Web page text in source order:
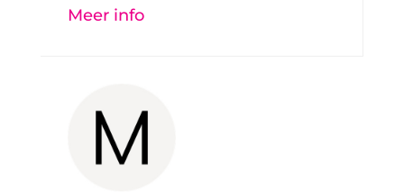
Meer info